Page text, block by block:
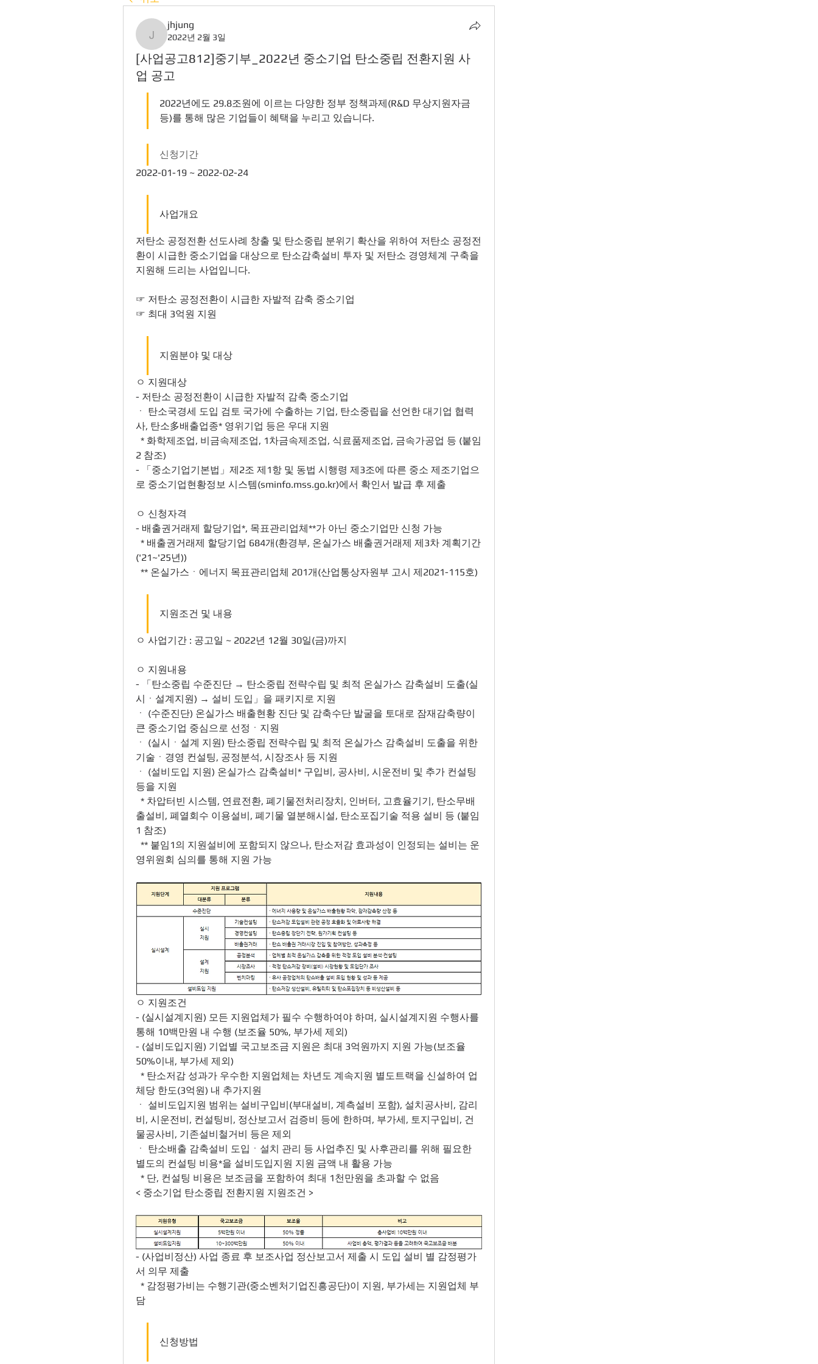
jhjung
jhjung
2022년 2월 3일
[사업공고812]중기부_2022년 중소기업 탄소중립 전환지원 사
업 공고
2022년에도 29.8조원에 이르는 다양한 정부 정책과제(R&D 무상지원자금
등)를 통해 많은 기업들이 혜택을 누리고 있습니다.
신청기간
2022-01-19 ~ 2022-02-24
사업개요
저탄소 공정전환 선도사례 창출 및 탄소중립 분위기 확산을 위하여 저탄소 공정전
환이 시급한 중소기업을 대상으로 탄소감축설비 투자 및 저탄소 경영체계 구축을
지원해 드리는 사업입니다.
☞ 저탄소 공정전환이 시급한 자발적 감축 중소기업
☞ 최대 3억원 지원
지원분야 및 대상
ㅇ 지원대상
- 저탄소 공정전환이 시급한 자발적 감축 중소기업
ㆍ 탄소국경세 도입 검토 국가에 수출하는 기업, 탄소중립을 선언한 대기업 협력
사, 탄소多배출업종* 영위기업 등은 우대 지원
2 참조)
- 「중소기업기본법」제2조 제1항 및 동법 시행령 제3조에 따른 중소 제조기업으
로 중소기업현황정보 시스템(sminfo.mss.go.kr)에서 확인서 발급 후 제출
ㅇ 신청자격
- 배출권거래제 할당기업*, 목표관리업체**가 아닌 중소기업만 신청 가능
('21~'25년))
  ** 온실가스ㆍ에너지 목표관리업체 201개(산업통상자원부 고시 제2021-115호)
지원조건 및 내용
ㅇ 사업기간 : 공고일 ~ 2022년 12월 30일(금)까지
ㅇ 지원내용
- 「탄소중립 수준진단 → 탄소중립 전략수립 및 최적 온실가스 감축설비 도출(실
시ㆍ설계지원) → 설비 도입」을 패키지로 지원
ㆍ (수준진단) 온실가스 배출현황 진단 및 감축수단 발굴을 토대로 잠재감축량이
큰 중소기업 중심으로 선정ㆍ지원
ㆍ (실시ㆍ설계 지원) 탄소중립 전략수립 및 최적 온실가스 감축설비 도출을 위한
기술ㆍ경영 컨설팅, 공정분석, 시장조사 등 지원
ㆍ (설비도입 지원) 온실가스 감축설비* 구입비, 공사비, 시운전비 및 추가 컨설팅
등을 지원
출설비, 폐열회수 이용설비, 폐기물 열분해시설, 탄소포집기술 적용 설비 등 (붙임
1 참조)
영위원회 심의를 통해 지원 가능
ㅇ 지원조건
- (실시설계지원) 모든 지원업체가 필수 수행하여야 하며, 실시설계지원 수행사를
통해 10백만원 내 수행 (보조율 50%, 부가세 제외)
- (설비도입지원) 기업별 국고보조금 지원은 최대 3억원까지 지원 가능(보조율
50%이내, 부가세 제외)
체당 한도(3억원) 내 추가지원
ㆍ 설비도입지원 범위는 설비구입비(부대설비, 계측설비 포함), 설치공사비, 감리
비, 시운전비, 컨설팅비, 정산보고서 검증비 등에 한하며, 부가세, 토지구입비, 건
물공사비, 기존설비철거비 등은 제외
ㆍ 탄소배출 감축설비 도입ㆍ설치 관리 등 사업추진 및 사후관리를 위해 필요한
별도의 컨설팅 비용*을 설비도입지원 지원 금액 내 활용 가능
  * 단, 컨설팅 비용은 보조금을 포함하여 최대 1천만원을 초과할 수 없음
< 중소기업 탄소중립 전환지원 지원조건 >
- (사업비정산) 사업 종료 후 보조사업 정산보고서 제출 시 도입 설비 별 감정평가
서 의무 제출
담
신청방법